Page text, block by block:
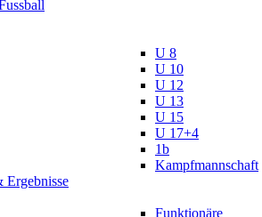
U 8
U 10
U 12
U 13
U 15
U 17+4
1b
Kampfmannschaft
Ergebnisse
Funktionäre